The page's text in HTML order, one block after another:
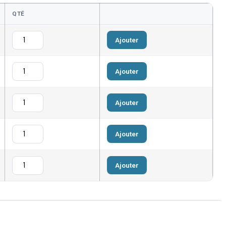
QTÉ
Ajouter
Ajouter
Ajouter
Ajouter
Ajouter